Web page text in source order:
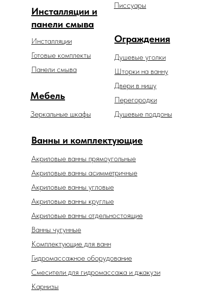
Ванны и комплектующие
Акриловые ванны прямоугольные
Зеркальные шкафы
Мебель
Ограждения
Душевые уголки
Шторки на ванну
Двери в нишу
Перегородки
Душевые поддоны
Акриловые ванны отдельностоящие
Акриловые ванны асимметричные
Акриловые ванны угловые
Акриловые ванны круглые
Ванны чугунные
Комплектующие для ванн
Гидромассажное оборудование
Смесители для гидромассажа и джакузи
Карнизы
Инсталляции и
панели смыва
Инсталляции
Готовые комплекты
Панели смыва
Писсуары